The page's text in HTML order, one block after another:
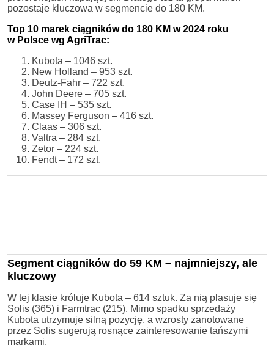
pozostaje kluczowa w segmencie do 180 KM.
Top 10 marek ciągników do 180 KM w 2024 roku
w Polsce wg AgriTrac:
Kubota – 1046 szt.
New Holland – 953 szt.
Deutz-Fahr – 722 szt.
John Deere – 705 szt.
Case IH – 535 szt.
Massey Ferguson – 416 szt.
Claas – 306 szt.
Valtra – 284 szt.
Zetor – 224 szt.
Fendt – 172 szt.
Segment ciągników do 59 KM – najmniejszy, ale
kluczowy
W tej klasie króluje Kubota – 614 sztuk. Za nią plasuje się
Solis (365) i Farmtrac (215). Mimo spadku sprzedaży
Kubota utrzymuje silną pozycję, a wzrosty zanotowane
przez Solis sugerują rosnące zainteresowanie tańszymi
markami.